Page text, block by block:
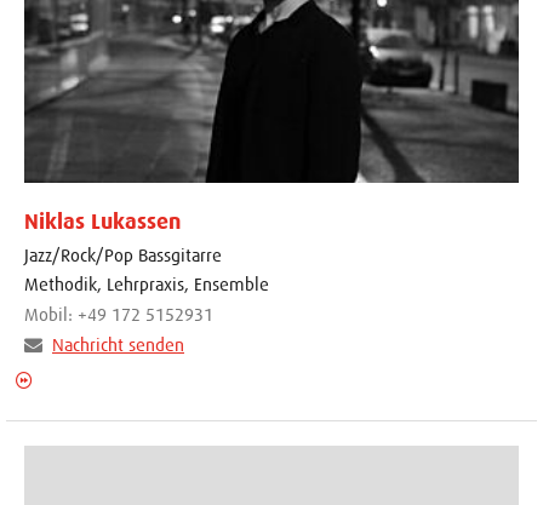
Niklas Lukassen
Jazz/Rock/Pop Bassgitarre
Methodik, Lehrpraxis, Ensemble
Mobil: +49 172 5152931
Nachricht senden